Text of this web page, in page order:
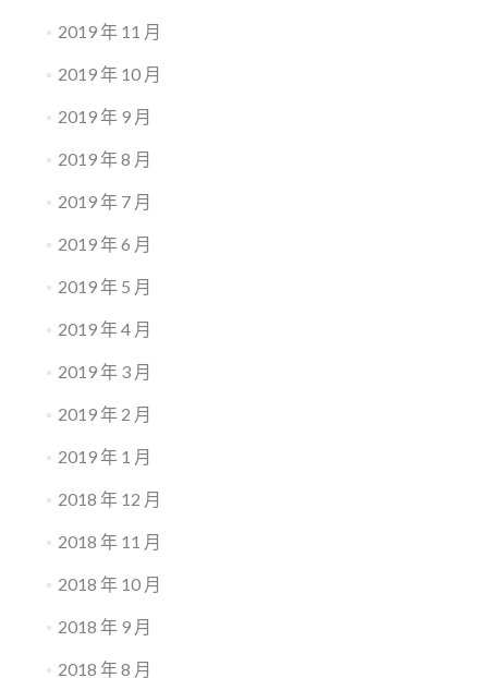
2019 年 11 月
2019 年 10 月
2019 年 9 月
2019 年 8 月
2019 年 7 月
2019 年 6 月
2019 年 5 月
2019 年 4 月
2019 年 3 月
2019 年 2 月
2019 年 1 月
2018 年 12 月
2018 年 11 月
2018 年 10 月
2018 年 9 月
2018 年 8 月